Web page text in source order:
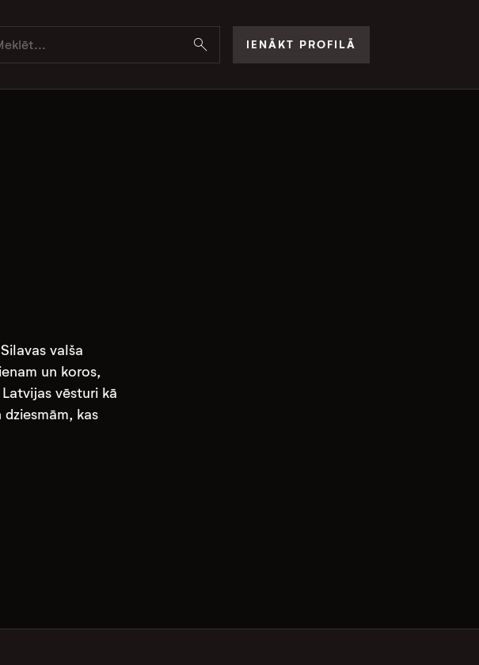
IENĀKT PROFILĀ
valša
un koros,
vēsturi kā
kas